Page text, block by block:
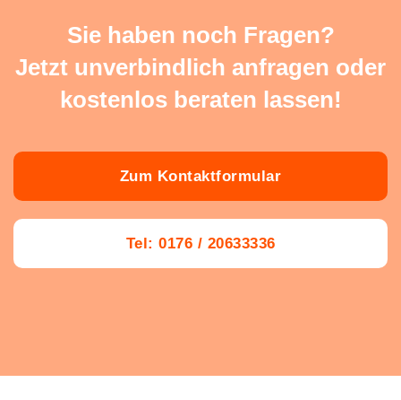
Sie haben noch Fragen?
Jetzt unverbindlich anfragen oder
kostenlos beraten lassen!
Zum Kontaktformular
Tel: 0176 / 20633336